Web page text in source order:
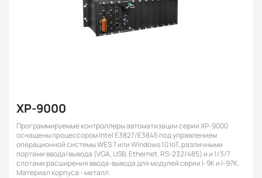
XP-9000
Программируемые контроллеры автоматизации серии XP-9000
оснащены процессором Intel E3827/E3845 под управлением
операционной системы WES 7 или Windows 10 IoT, различными
портами ввода/вывода (VGA, USB, Ethernet, RS-232/485) и и 1/3/7
слотами расширения ввода-вывода для модулей серии I-9K и I-97K.
Материал корпуса - металл.